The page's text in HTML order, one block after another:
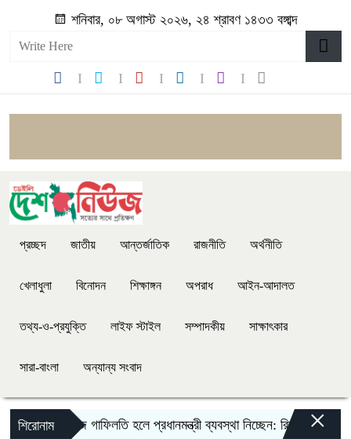
শনিবার, ০৮ অগাস্ট ২০২৬, ২৪ শ্রাবণ ১৪৩৩ বঙ্গাব্দ
প্রচ্ছদ জাতীয় আন্তর্জাতিক রাজনীতি অর্থনীতি
খেলাধুলা বিনোদন শিক্ষাঙ্গন অপরাধ আইন-আদালত
তথ্য-ও-প্রযুক্তি লাইফ স্টাইল সম্পাদকীয় সাক্ষাৎকার
সারা-বাংলা অন্যান্য সংবাদ
শিরোনাম
কাজে গাফিলতি হলে প্রধানমন্ত্রী ব্যবস্থা নিচ্ছেন: রিজভী তনু হত্যা
×